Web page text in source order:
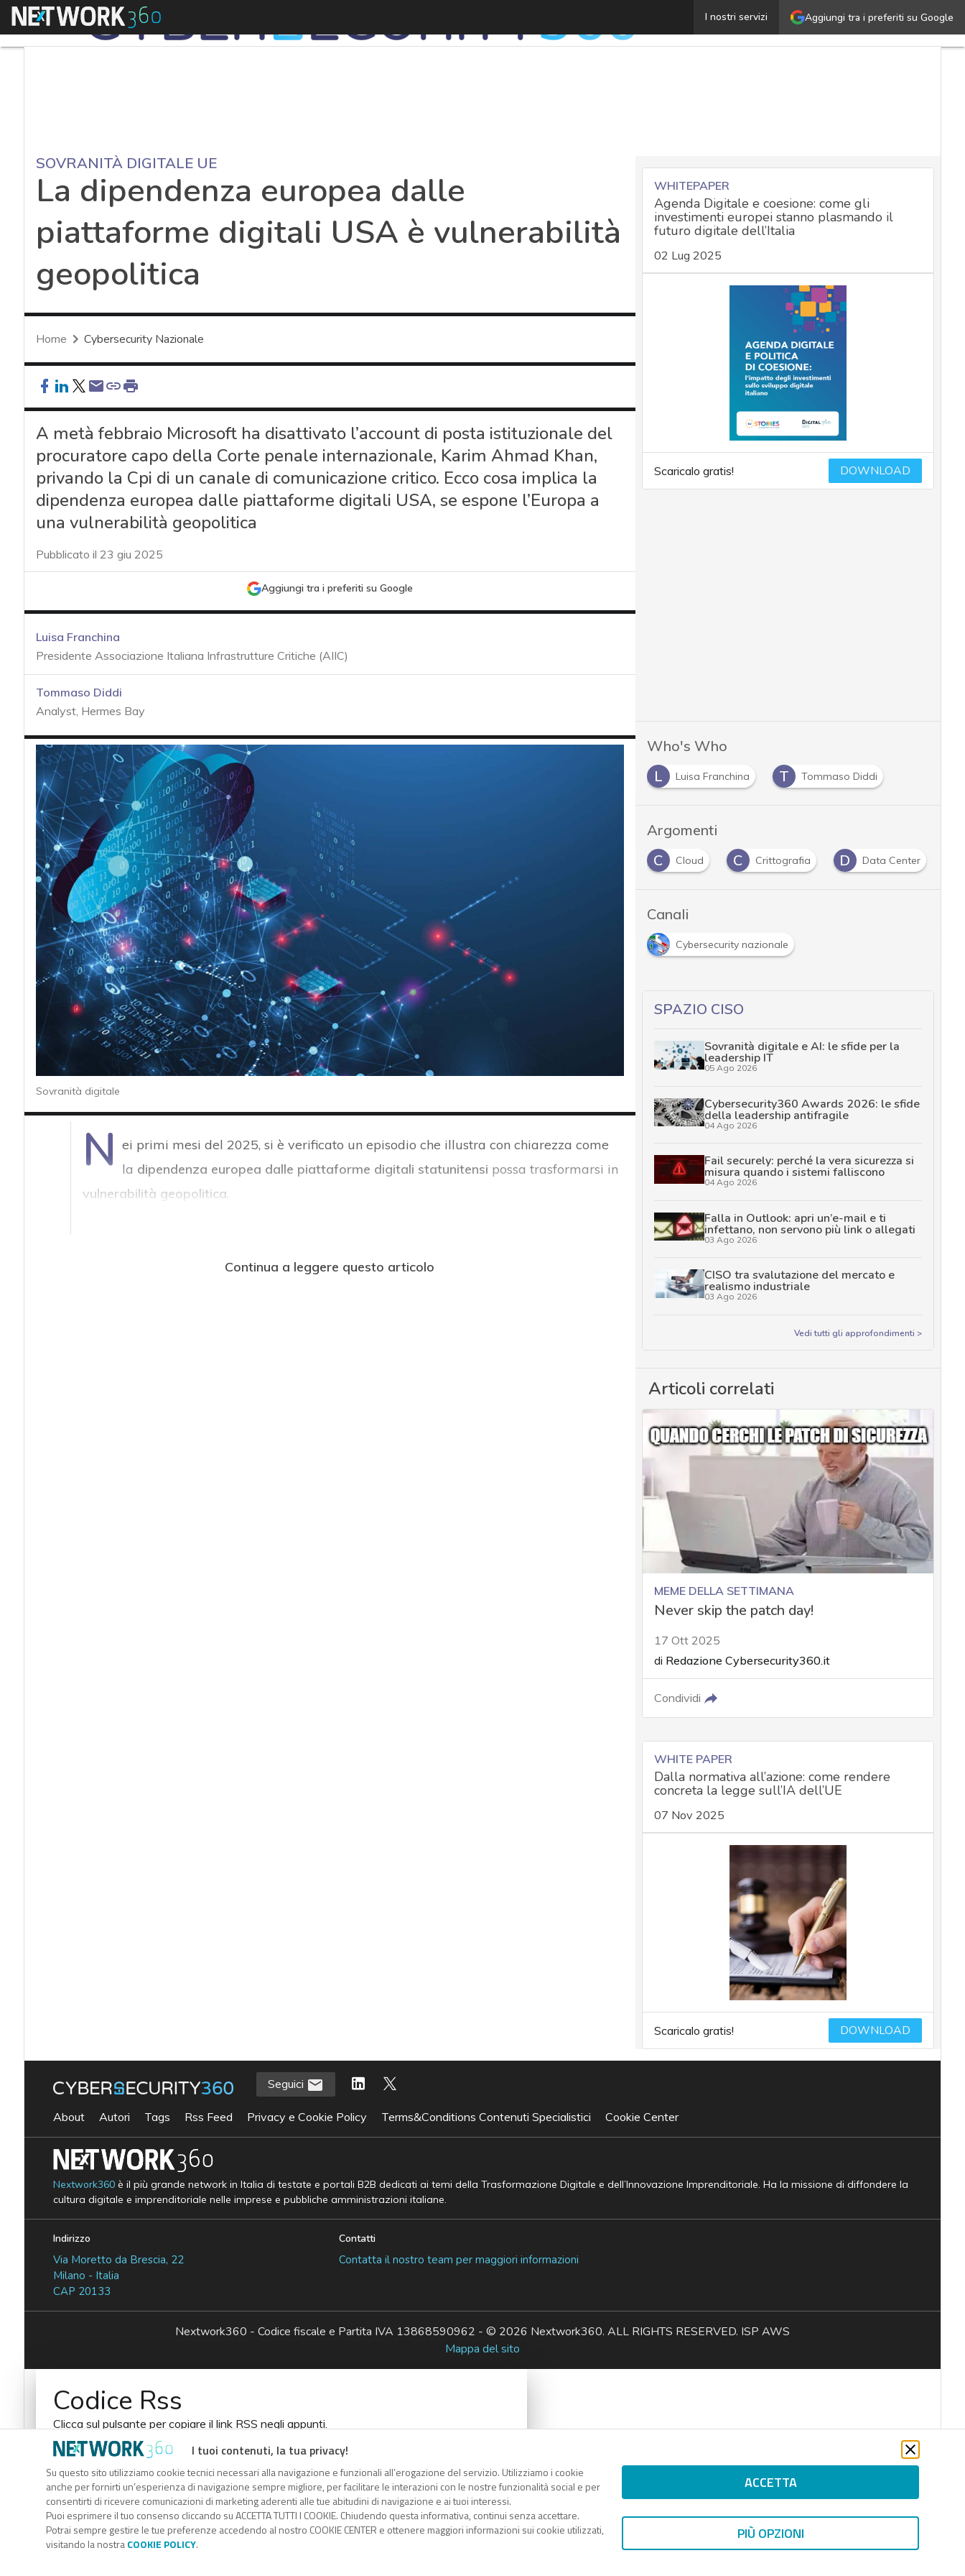
Aggiungi tra i preferiti su Google
I nostri servizi
Menu La dipendenza europea dalle piattaforme digitali USA
SOVRANITÀ DIGITALE UE
La dipendenza europea dalle
piattaforme digitali USA è vulnerabilità
geopolitica
Home Cybersecurity Nazionale
A metà febbraio Microsoft ha disattivato l’account di posta istituzionale del
procuratore capo della Corte penale internazionale, Karim Ahmad Khan,
privando la Cpi di un canale di comunicazione critico. Ecco cosa implica la
dipendenza europea dalle piattaforme digitali USA, se espone l’Europa a
una vulnerabilità geopolitica
Pubblicato il 23 giu 2025
Aggiungi tra i preferiti su Google
Luisa Franchina
Presidente Associazione Italiana Infrastrutture Critiche (AIIC)
Tommaso Diddi
Analyst, Hermes Bay
Sovranità digitale
N ei primi mesi del 2025, si è verificato un episodio che illustra con chiarezza come
la dipendenza europea dalle piattaforme digitali statunitensi possa trasformarsi in
vulnerabilità geopolitica.
Continua a leggere questo articolo
WHITEPAPER
Agenda Digitale e coesione: come gli
investimenti europei stanno plasmando il
futuro digitale dell’Italia
02 Lug 2025
Scaricalo gratis! DOWNLOAD
Who's Who
L
Luisa Franchina T Tommaso Diddi
Argomenti
C Cloud C Crittografia D Data Center
Canali
Cybersecurity nazionale
SPAZIO CISO
Sovranità digitale e AI: le sfide per la
leadership IT
05 Ago 2026
Cybersecurity360 Awards 2026: le sfide
della leadership antifragile
04 Ago 2026
Fail securely: perché la vera sicurezza si
misura quando i sistemi falliscono
04 Ago 2026
Falla in Outlook: apri un’e-mail e ti
infettano, non servono più link o allegati
03 Ago 2026
CISO tra svalutazione del mercato e
realismo industriale
03 Ago 2026
Vedi tutti gli approfondimenti >
Articoli correlati
MEME DELLA SETTIMANA
Never skip the patch day!
17 Ott 2025
di Redazione Cybersecurity360.it
Condividi
WHITE PAPER
Dalla normativa all’azione: come rendere
concreta la legge sull’IA dell’UE
07 Nov 2025
Scaricalo gratis! DOWNLOAD
I tuoi contenuti, la tua privacy!
Su questo sito utilizziamo cookie tecnici necessari alla navigazione e funzionali all’erogazione del servizio. Utilizziamo i cookie
anche per fornirti un’esperienza di navigazione sempre migliore, per facilitare le interazioni con le nostre funzionalità social e per
consentirti di ricevere comunicazioni di marketing aderenti alle tue abitudini di navigazione e ai tuoi interessi.
Puoi esprimere il tuo consenso cliccando su ACCETTA TUTTI I COOKIE. Chiudendo questa informativa, continui senza accettare.
Potrai sempre gestire le tue preferenze accedendo al nostro COOKIE CENTER e ottenere maggiori informazioni sui cookie utilizzati,
visitando la nostraCOOKIE POLICY.
ACCETTA
PIÙ OPZIONI
Seguici
About Autori Tags Rss Feed Privacy e Cookie Policy Terms&Conditions Contenuti Specialistici Cookie Center
Nextwork360è il più grande network in Italia di testate e portali B2B dedicati ai temi della Trasformazione Digitale e dell’Innovazione Imprenditoriale. Ha la missione di diffondere la
cultura digitale e imprenditoriale nelle imprese e pubbliche amministrazioni italiane.
Indirizzo
Via Moretto da Brescia, 22
Milano - Italia
CAP 20133
Contatti
Contatta il nostro team per maggiori informazioni
Nextwork360 - Codice fiscale e Partita IVA 13868590962 - © 2026 Nextwork360. ALL RIGHTS RESERVED. ISP AWS
Mappa del sito
Codice Rss
Clicca sul pulsante per copiare il link RSS negli appunti.
RSS link
COPIA LINK